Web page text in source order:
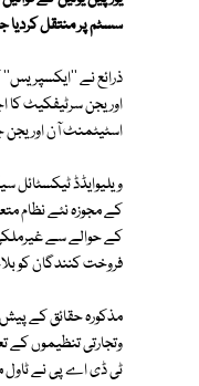
سسٹم پر منتقل کردیا
ذرائع نے ''ایکسپریس''
اوریجن سرٹیفکیٹ
اسٹیٹمنٹ آن
ویلیوایڈڈ
کے مجوزہ نئے نظام
کے حوالے سے
فروخت کنندگان کو
مذکورہ حقائق کے
وتجارتی تنظیموں
ٹی ڈی اے پی نے ٹاول